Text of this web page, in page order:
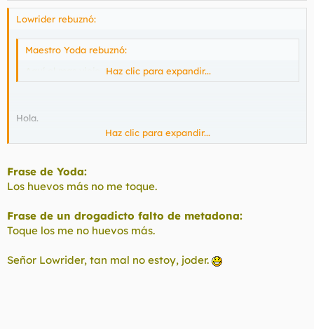
Lowrider rebuznó:
Maestro Yoda rebuznó:
Aquí el mas viejo soy yo.Haz clic para expandir...
Hola.
???.....
Haz clic para expandir...
Frase de Yoda:
Los huevos más no me toque.
Frase de un drogadicto falto de metadona:
Toque los me no huevos más.
Señor Lowrider, tan mal no estoy, joder.